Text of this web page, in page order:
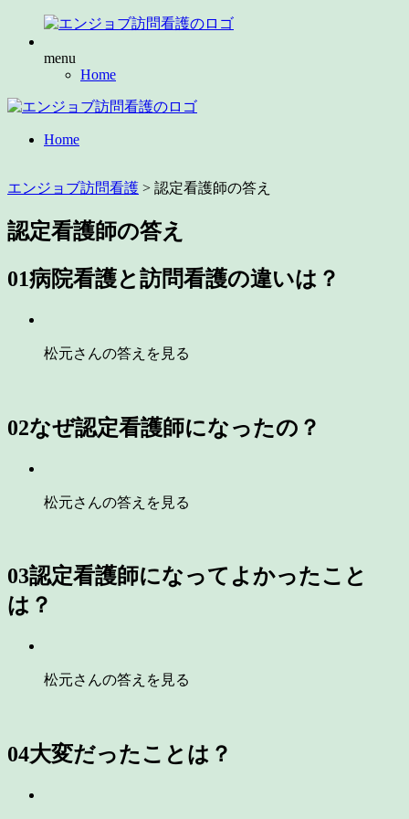
menu
Home
Home
エンジョブ訪問看護 > 認定看護師の答え
認定看護師の答え
01病院看護と訪問看護の違いは？
松元さんの答えを見る
02なぜ認定看護師になったの？
松元さんの答えを見る
03認定看護師になってよかったこと
は？
松元さんの答えを見る
04大変だったことは？